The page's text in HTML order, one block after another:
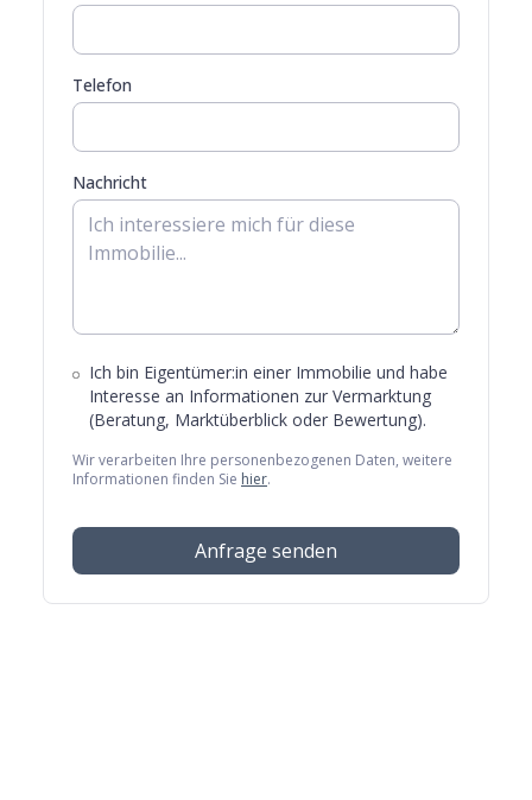
Telefon
Nachricht
Ich bin Eigentümer:in einer Immobilie und habe
Interesse an Informationen zur Vermarktung
(Beratung, Marktüberblick oder Bewertung).
Wir verarbeiten Ihre personenbezogenen Daten, weitere
Informationen finden Sie hier.
Anfrage senden